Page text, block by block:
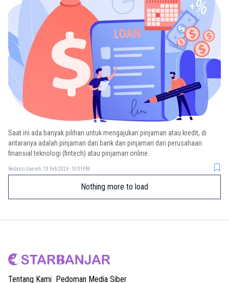
Saat ini ada banyak pilihan untuk mengajukan pinjaman atau kredit, di
antaranya adalah pinjaman dari bank dan pinjaman dari perusahaan
finansial teknologi (fintech) atau pinjaman online.
Redaksi Daerah 13 Feb 2024 - 10:01PM
Nothing more to load
Tentang Kami Pedoman Media Siber